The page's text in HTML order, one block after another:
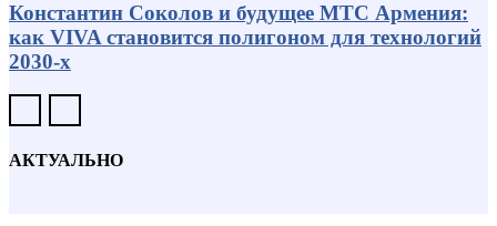
Константин Соколов и будущее МТС Армения:
как VIVA становится полигоном для технологий
2030-х
АКТУАЛЬНО